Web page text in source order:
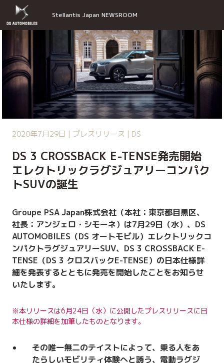
Stellantis Japan NEWSROOM
2020年7月29日 | プレスリリース | DS
DS 3 CROSSBACK E-TENSE発売開始
エレクトリックラグジュアリーコンパク
トSUVの誕生
Groupe PSA Japan株式会社（本社：東京都目黒区、
社長：アンジェロ・シモーネ）は7月29日（水）、DS
AUTOMOBILES（DS オートモビル）エレクトリックコ
ンパクトラグジュアリーSUV、DS 3 CROSSBACK E-
TENSE（DS 3 クロスバックE-TENSE）の日本仕様詳
細を発表するとともに発売を開始したことをお知らせ
いたします。
※本リリースは6月24日（水）に公開したプレスリリースに日
本仕様の詳細を加筆したものとなります。
その唯一無二のテイストによって、乗る人をあ
たらしいモビリティ体験へと誘う、電動ラグジ